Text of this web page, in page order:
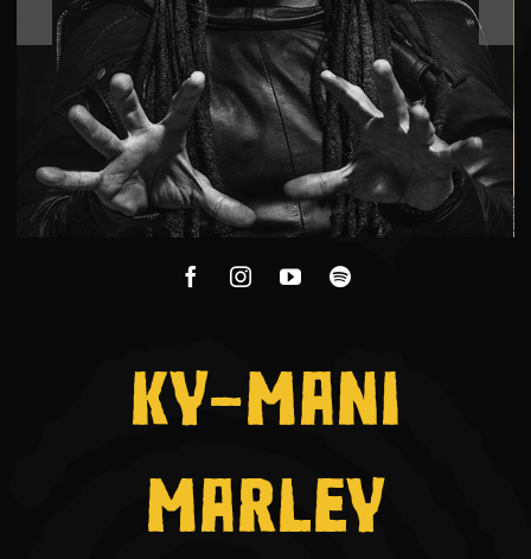
KY-MANI
MARLEY